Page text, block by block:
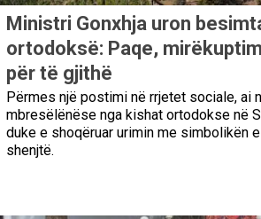
Ministri Gonxhja uron
ortodoksë: Paqe,
për të gjithë
Përmes një postimi në rrjetet sociale, ai
mbresëlënëse nga kishat ortodokse në
duke e shoqëruar urimin me simbolikën
shenjtë.